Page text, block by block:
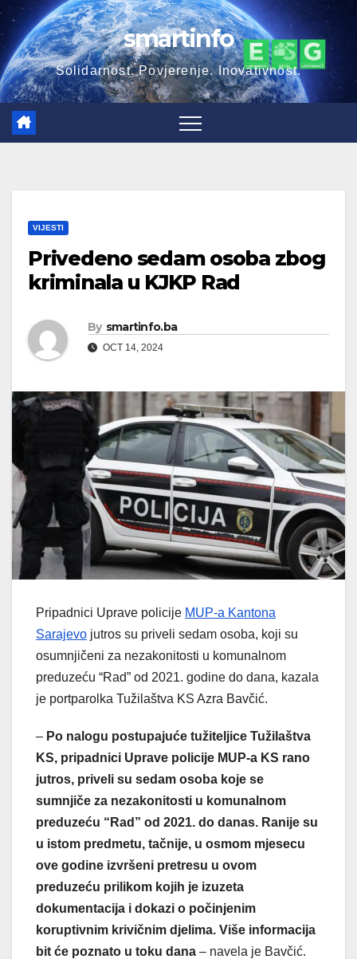
Skip
to
content
smartinfo
Solidarnost. Povjerenje. Inovativnost.
VIJESTI
Privedeno sedam osoba zbog
kriminala u KJKP Rad
By smartinfo.ba
OCT 14, 2024
Pripadnici Uprave policije MUP-a Kantona
Sarajevo jutros su priveli sedam osoba, koji su
osumnjičeni za nezakonitosti u komunalnom
preduzeću “Rad” od 2021. godine do dana, kazala
je portparolka Tužilaštva KS Azra Bavčić.
– Po nalogu postupajuće tužiteljice Tužilaštva
KS, pripadnici Uprave policije MUP-a KS rano
jutros, priveli su sedam osoba koje se
sumnjiče za nezakonitosti u komunalnom
preduzeću “Rad” od 2021. do danas. Ranije su
u istom predmetu, tačnije, u osmom mjesecu
ove godine izvršeni pretresu u ovom
preduzeću prilikom kojih je izuzeta
dokumentacija i dokazi o počinjenim
koruptivnim krivičnim djelima. Više informacija
bit će poznato u toku dana – navela je Bavčić.